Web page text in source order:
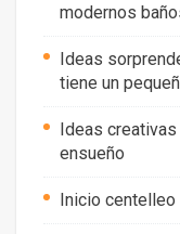
modernos
Ideas
tiene un
Ideas creativas
ensueño
Inicio